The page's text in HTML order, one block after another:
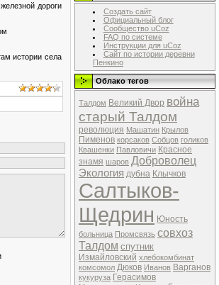
дороги
истории села
Создать сайт
Официальный блог
Сообщество uCoz
FAQ по системе
Инструкции для uCoz
Сайт по истории деревни
Пенкино
Облако тегов
Талдом Великий Двор война
старый Талдом
революция Машатин Крылов
Пименов корсаков Собцов голиков
Квашенки Павловичи Красное
знамя шаров Доброволец
Экология дубна Клычков
Салтыков-
Щедрин Юность
больница Промсвязь совхоз
Талдом спутник
Измайловский хлебокомбинат
комсомол Дюков Иванов Варганов
кукуруза Герасимов